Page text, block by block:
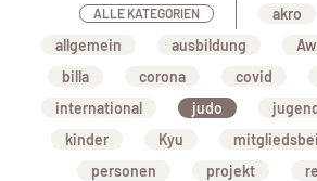
ALLE KATEGORIEN akro
allgemein
ausbildung
billa
corona covid
international
judo
kinder
Kyu
personen
projekt